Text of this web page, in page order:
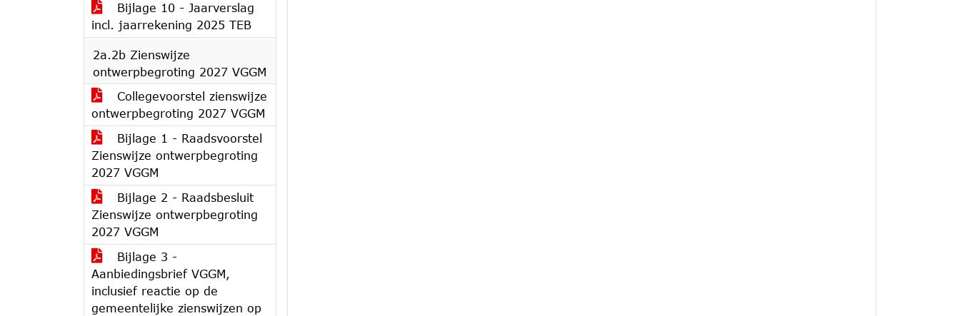
Bijlage 10 - Jaarverslag
incl. jaarrekening 2025 TEB
2a.2b Zienswijze
ontwerpbegroting 2027 VGGM
Collegevoorstel zienswijze
ontwerpbegroting 2027 VGGM
Bijlage 1 - Raadsvoorstel
Zienswijze ontwerpbegroting
2027 VGGM
Bijlage 2 - Raadsbesluit
Zienswijze ontwerpbegroting
2027 VGGM
Bijlage 3 -
Aanbiedingsbrief VGGM,
inclusief reactie op de
gemeentelijke zienswijzen op